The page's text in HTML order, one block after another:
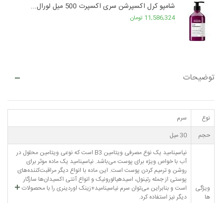
شامپو کرل اکسپرشن سری اکسپرت 500 میل لورال...
11,586,324 تومان
توضیحات
نوع
سرم
حجم
30 میل
ویژگی
ها
نیاسینامید یک نوع مصرفی ویتامین B3 است که نوعی ویتامین محلول در
آب با خواص ویژه برای پوست می‌باشد. نیاسینامید یک ماده‌ موثر برای
روشن و ترمیم کردن پوست است. این ماده با انواع دیگر مراقبت‌کننده‌های
پوستی از جمله رتینول، اسیدهیالورونیک و انواع آنتی اکسیدان‌ها سازگار
است و بنابراین می‌توان سرم نیاسینامید+زینک اوردینری را با محصولات
دیگر نیز استفاده کرد.